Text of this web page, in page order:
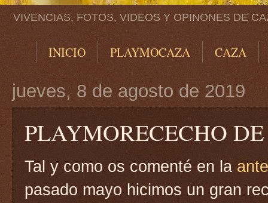
VIVENCIAS, FOTOS, VIDEOS Y OPINONES DE
INICIO PLAYMOCAZA CAZA
jueves, 8 de agosto de 2019
PLAYMORECECHO
Tal y como os comenté en la
pasado mayo hicimos un gran